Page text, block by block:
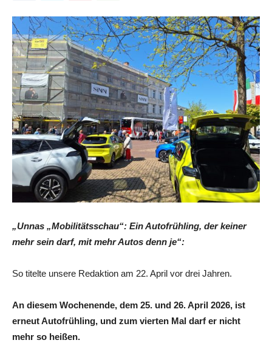
„Unnas „Mobilitätsschau“: Ein Autofrühling, der keiner
mehr sein darf, mit mehr Autos denn je“:
So titelte unsere Redaktion am 22. April vor drei Jahren.
An diesem Wochenende, dem 25. und 26. April 2026, ist
erneut Autofrühling, und zum vierten Mal darf er nicht
mehr so heißen.